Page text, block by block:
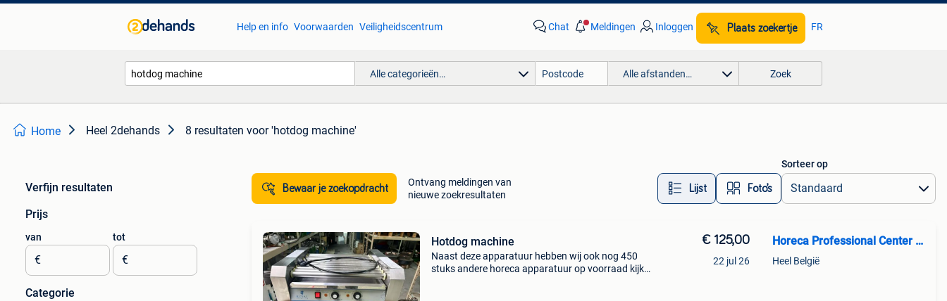
Help en info Voorwaarden Veiligheidscentrum Chat Meldingen Inloggen Plaats zoekertje FR
Alle categorieën… Alle afstanden… Zoek
Home Heel 2dehands 8 resultaten voor 'hotdog machine'
Verfijn resultaten
Prijs
van
€
tot
€
Categorie
Bewaar je zoekopdracht
Ontvang meldingen van
nieuwe zoekresultaten
Lijst Foto’s
Sorteer op
Hotdog machine
Naast deze apparatuur hebben wij ook nog 450
stuks andere horeca apparatuur op voorraad kijk
€ 125,00
22 jul 26
Horeca Professional Center BV
Heel België